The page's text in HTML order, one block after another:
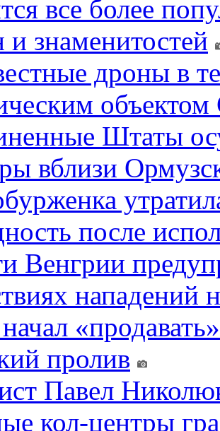
все более
знаменитостей
дроны в
Штаты
вблизи
после
Венгрии
нападений
пролив
Павел
кол-центры